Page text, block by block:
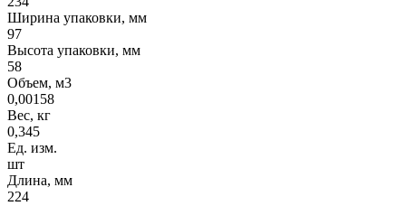
Ширина упаковки, мм
97
Высота упаковки, мм
58
Объем, м3
0,00158
Вес, кг
0,345
Ед. изм.
шт
Длина, мм
224